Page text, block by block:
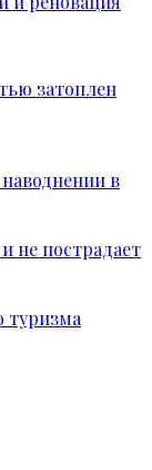
затоплен
в
не пострадает
туризма